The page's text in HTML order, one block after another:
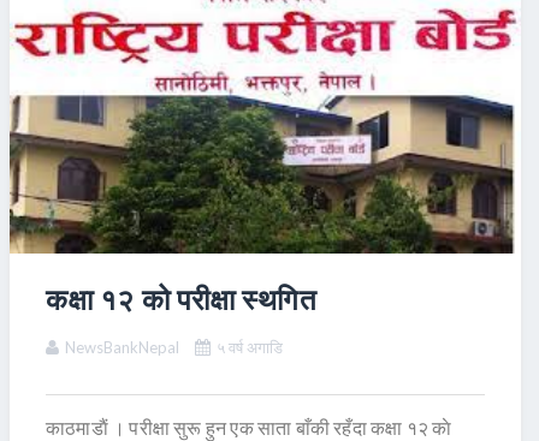
कक्षा १२ को परीक्षा स्थगित
NewsBankNepal ५ वर्ष अगाडि
काठमाडाैं । परीक्षा सुरू हुन एक साता बाँकी रहँदा कक्षा १२ काे